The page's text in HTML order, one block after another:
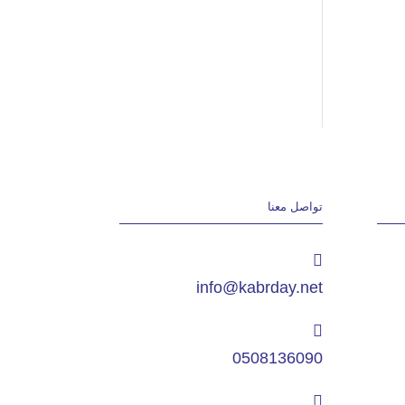
تواصل معنا
info@kabrday.net
0508136090